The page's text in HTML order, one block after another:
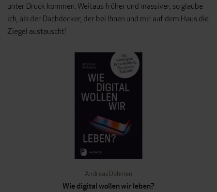
unter Druck kommen. Weitaus früher und massiver, so glaube
ich, als der Dachdecker, der bei Ihnen und mir auf dem Haus die
Ziegel austauscht!
Andreas Dohmen
Wie digital wollen wir leben?